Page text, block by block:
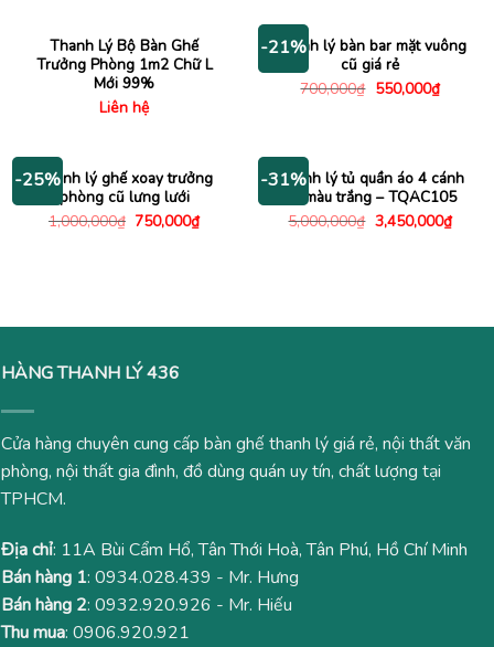
195,000₫.
Thanh Lý Bộ Bàn Ghế
Trưởng Phòng 1m2 Chữ L
Mới 99%
Liên hệ
-21%
Thanh lý bàn bar mặt vuông
cũ giá rẻ
700,000₫ Giá
550,000₫Giá
hiện
-25%Thanh lý ghế xoay trưởng
phòng cũ lưng lưới
1,000,000₫ Giá
750,000₫Giá
hiện
-31%
Thanh lý tủ quần áo 4 cánh
cũ màu trắng – TQAC105
5,000,000₫ Giá
gốc
3,450,000₫Giá
hiện
HÀNG THANH LÝ 436
Cửa hàng chuyên cung cấp bàn ghế thanh lý giá rẻ, nội thất văn
phòng, nội thất gia đình, đồ dùng quán uy tín, chất lượng tại
TPHCM.
Địa chỉ: 11A Bùi Cẩm Hổ, Tân Thới Hoà, Tân Phú, Hồ Chí Minh
Bán hàng 1: 0934.028.439 - Mr. Hưng
Bán hàng 2: 0932.920.926 - Mr. Hiếu
Thu mua: 0906.920.921